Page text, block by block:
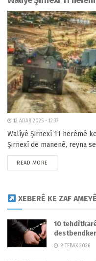
12 ADAR 2025 - 12:37
Walîyê Şirnexî 11 herêmê
Şirnexî de manenê, reyna
READ MORE
XEBERÊ KE ZAF
10
8 TEBAX 2026